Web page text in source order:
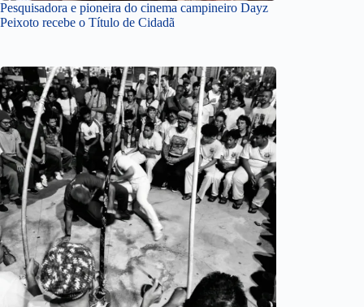
Pesquisadora e pioneira do cinema campineiro Dayz
Peixoto recebe o Título de Cidadã